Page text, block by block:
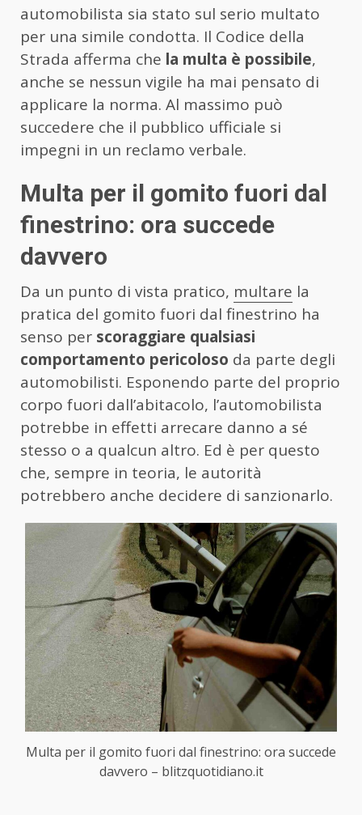
automobilista sia stato sul serio multato
per una simile condotta. Il Codice della
Strada afferma che la multa è possibile,
anche se nessun vigile ha mai pensato di
applicare la norma. Al massimo può
succedere che il pubblico ufficiale si
impegni in un reclamo verbale.
Multa per il gomito fuori dal
finestrino: ora succede
davvero
Da un punto di vista pratico, multare la
pratica del gomito fuori dal finestrino ha
senso per scoraggiare qualsiasi
comportamento pericoloso da parte degli
automobilisti. Esponendo parte del proprio
corpo fuori dall’abitacolo, l’automobilista
potrebbe in effetti arrecare danno a sé
stesso o a qualcun altro. Ed è per questo
che, sempre in teoria, le autorità
potrebbero anche decidere di sanzionarlo.
Multa per il gomito fuori dal finestrino: ora succede
davvero – blitzquotidiano.it